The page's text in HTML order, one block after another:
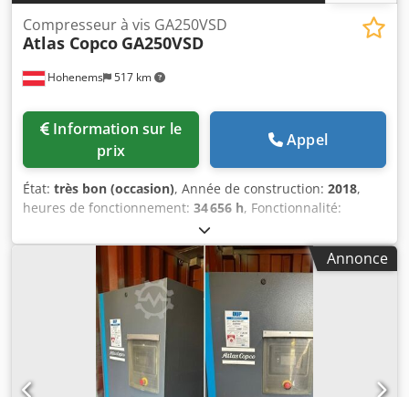
Hohenems 517 km
Compresseur à vis GA250VSD
Atlas Copco GA250VSD
prix
Appel
État: très bon (occasion), Année de construction: 2018,
heures de fonctionnement: 34 656 h, Fonctionnalité:
, Atlas Copco GA250VSD
d'occasion, année de construction 2018, environ 34 656
heures de fonctionnement. 10 bar avec 44,90 m3/min. 250
kW. Cedow Ewd Ropfx Akreha
Annonce